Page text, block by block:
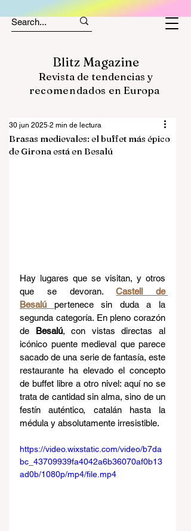
Blitz Magazine
Revista de tendencias y
recomendados en Europa
Brasas medievales: el buffet más épico
de Girona está en Besalú
30 jun 2025 2 min de lectura
Hay lugares que se visitan, y otros
que se devoran. Castell de
Besalú
pertenece sin duda a la
segunda categoría. En pleno corazón
de Besalú, con vistas directas al
icónico puente medieval que parece
sacado de una serie de fantasía, este
restaurante ha elevado el concepto
de buffet libre a otro nivel: aquí no se
trata de cantidad sin alma, sino de un
festín auténtico, catalán hasta la
médula y absolutamente irresistible.
https://video.wixstatic.com/video/b7da
bc_43709939fa4042a6b36070af0b13
ad0b/1080p/mp4/file.mp4